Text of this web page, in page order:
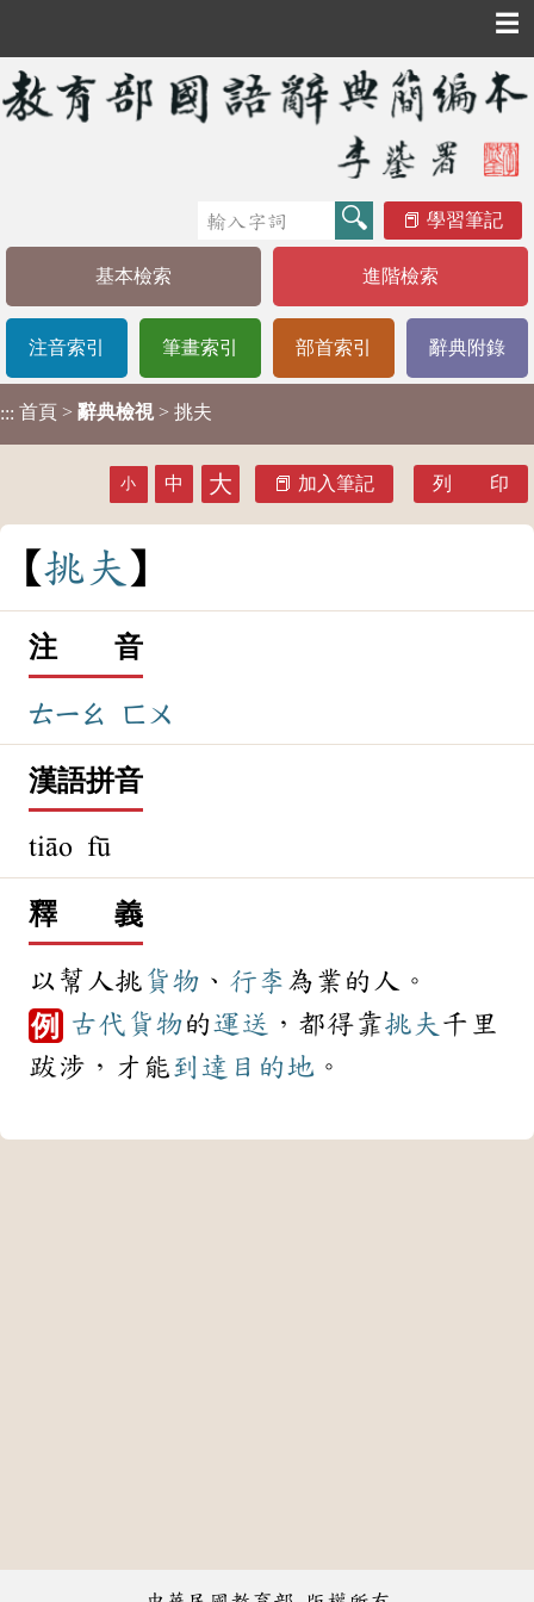
☰
學習筆記
基本檢索 進階檢索
注音索引 筆畫索引 部首索引 辭典附錄
::: 首頁 > 辭典檢視 > 挑夫
小 中 大 加入筆記 列 印
挑 夫
注 音
ㄊㄧㄠ ㄈㄨ
漢語拼音
tiāo fū
釋 義
以幫人挑 貨物 、 行李 為業的人。
例 古代 貨物的運送 ，都得靠挑夫 千里
跋涉，才能 到達 目的地 。